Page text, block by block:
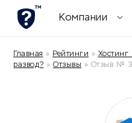
Компании
Главная » Рейтинги » Хостинг
развод? » Отзывы » Отзыв №